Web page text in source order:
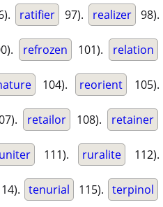
ratifier 97). realizer 98).
refrozen 101). relation
104). reorient 105).
retailor 108). retainer
111). ruralite 112).
tenurial 115). terpinol